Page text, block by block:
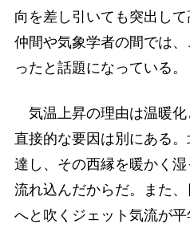
向を差し引いても突出し
仲間や気象学者の間では
ったと話題になっている。
気温上昇の理由は温暖化
直接的な要因は別にある
達し、その西縁を暖かく
流れ込んだからだ。また
へと吹くジェット気流が